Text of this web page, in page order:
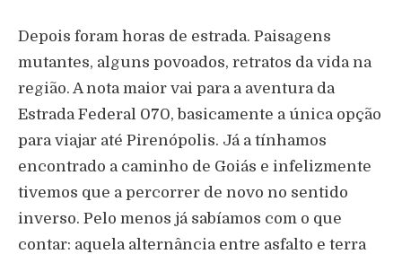
Depois foram horas de estrada. Paisagens
mutantes, alguns povoados, retratos da vida na
região. A nota maior vai para a aventura da
Estrada Federal 070, basicamente a única opção
para viajar até Pirenópolis. Já a tínhamos
encontrado a caminho de Goiás e infelizmente
tivemos que a percorrer de novo no sentido
inverso. Pelo menos já sabíamos com o que
contar: aquela alternância entre asfalto e terra